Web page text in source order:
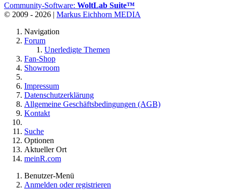
Community-Software: WoltLab Suite™
© 2009 - 2026 | Markus Eichhorn MEDIA
Navigation
Forum
Unerledigte Themen
Fan-Shop
Showroom
Impressum
Datenschutzerklärung
Allgemeine Geschäftsbedingungen (AGB)
Kontakt
Suche
Optionen
Aktueller Ort
meinR.com
Benutzer-Menü
Anmelden oder registrieren